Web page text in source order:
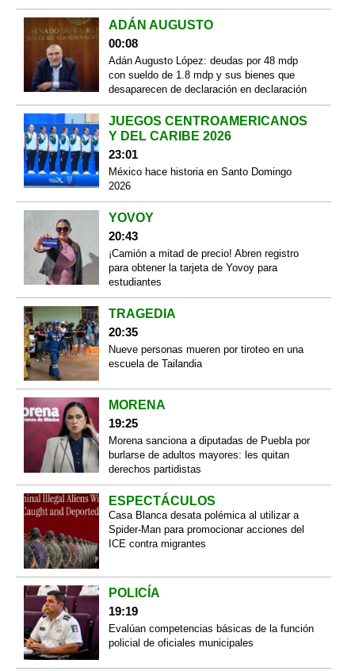
ADÁN AUGUSTO
00:08
Adán Augusto López: deudas por 48 mdp
con sueldo de 1.8 mdp y sus bienes que
desaparecen de declaración en declaración
JUEGOS CENTROAMERICANOS
Y DEL CARIBE 2026
23:01
México hace historia en Santo Domingo
2026
YOVOY
20:43
¡Camión a mitad de precio! Abren registro
para obtener la tarjeta de Yovoy para
estudiantes
TRAGEDIA
20:35
Nueve personas mueren por tiroteo en una
escuela de Tailandia
MORENA
19:25
Morena sanciona a diputadas de Puebla por
burlarse de adultos mayores: les quitan
derechos partidistas
ESPECTÁCULOS
Casa Blanca desata polémica al utilizar a
Spider-Man para promocionar acciones del
ICE contra migrantes
POLICÍA
19:19
Evalúan competencias básicas de la función
policial de oficiales municipales